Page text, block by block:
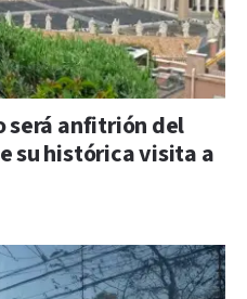
será anfitrión del
su histórica visita a